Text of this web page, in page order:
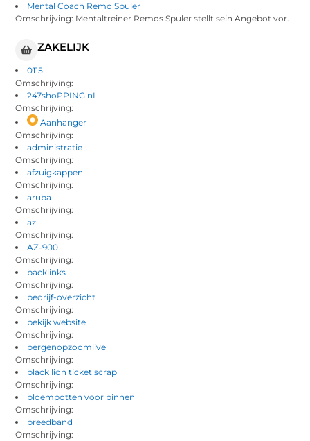
Mental Coach Remo Spuler
Omschrijving: Mentaltreiner Remos Spuler stellt sein Angebot vor.
ZAKELIJK
0115
Omschrijving:
247shoPPING nL
Omschrijving:
Aanhanger
Omschrijving:
administratie
Omschrijving:
afzuigkappen
Omschrijving:
aruba
Omschrijving:
az
Omschrijving:
AZ-900
Omschrijving:
backlinks
Omschrijving:
bedrijf-overzicht
Omschrijving:
bekijk website
Omschrijving:
bergenopzoomlive
Omschrijving:
black lion ticket scrap
Omschrijving:
bloempotten voor binnen
Omschrijving:
breedband
Omschrijving: